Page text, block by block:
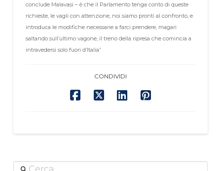
conclude Malavasi – è che il Parlamento tenga conto di queste
richieste, le vagli con attenzione, noi siamo pronti al confronto, e
introduca le modifiche necessarie a farci prendere, magari
saltando sull’ultimo vagone, il treno della ripresa che comincia a
intravedersi solo fuori d’Italia”
CONDIVIDI
Cerca